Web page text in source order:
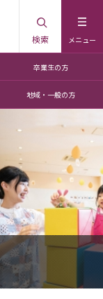
メニュー
検索
卒業生の方
地域・一般の方